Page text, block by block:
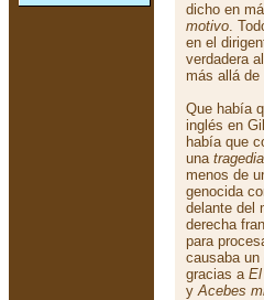
dicho en
motivo.
en el
verdadera
más allá de
Que había
inglés en
había que
una
menos de
genocida
delante del
derecha
para
causaba un
gracias a El
yAcebes